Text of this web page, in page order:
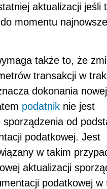
aktualizacji jeśli
momentu
także to, że
transakcji w
dokonania nowej
podatnik nie jest
sporządzenia od
podatkowej. Jest
w takim
aktualizacji
podatkowej w